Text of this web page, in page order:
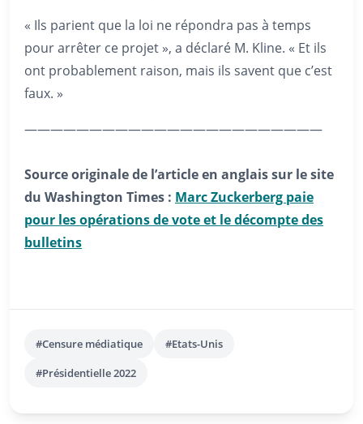
« Ils parient que la loi ne répondra pas à temps
pour arrêter ce projet », a déclaré M. Kline. « Et ils
ont probablement raison, mais ils savent que c’est
faux. »
———————————————————————
Source originale de l’article en anglais sur le site
du Washington Times : Marc Zuckerberg paie
pour les opérations de vote et le décompte des
bulletins
#Censure médiatique
#Etats-Unis
#Présidentielle 2022